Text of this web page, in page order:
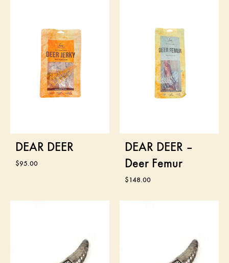
DEAR DEER
$95.00
DEAR DEER –
Deer Femur
$148.00